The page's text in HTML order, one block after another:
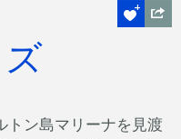
トン島マリーナを見渡